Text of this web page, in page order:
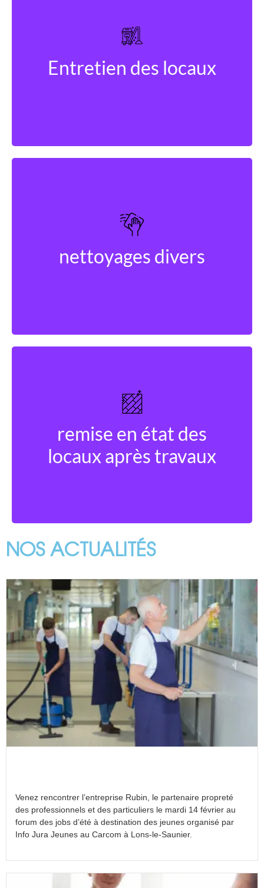
Entretien des locaux
Découvrir
nettoyages divers
Découvrir
remise en état des
locaux après travaux
Découvrir
NOS ACTUALITÉS
Venez rencontrer l’entreprise Rubin, le partenaire propreté
des professionnels et des particuliers le mardi 14 février au
forum des jobs d’été à destination des jeunes organisé par
Info Jura Jeunes au Carcom à Lons-le-Saunier.